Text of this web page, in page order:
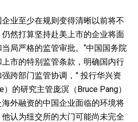
业至少在规则变得清晰以前将不
然打算坚持赴美上市的企业将面
局严格的监管审批。“中国国务院
市的特别监管条款，明确国内行
跨部门监管协调，” 投行华兴资
的研究主管庞溟（Bruce Pang）
外融资的中国企业面临的环境将
认为纽交所的大门可能尚未完全